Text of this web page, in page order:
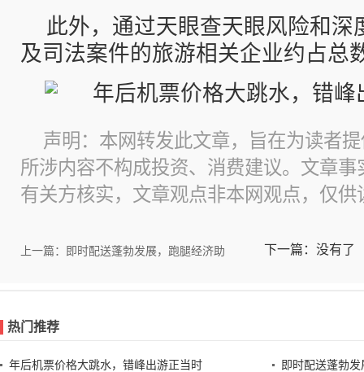
此外，通过天眼查天眼风险和深
及司法案件的旅游相关企业约占总
声明：本网转发此文章，旨在为读者
所涉内容不构成投资、消费建议。文章
有关方核实，文章观点非本网观点，仅供
上一篇：即时配送蓬勃发展，跑腿经济助 下一篇：没有了
热门推荐
年后机票价格大跳水，错峰出游正当时 即时配送蓬勃